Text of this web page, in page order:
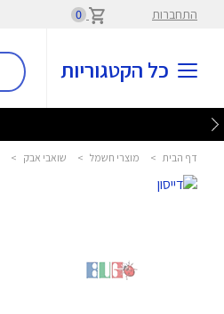
התחברות 0
כל הקטגוריות
דף הבית > מוצרי חשמל > שואבי אבק >